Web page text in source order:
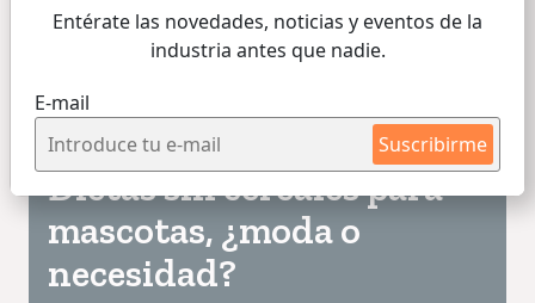
Entérate las novedades, noticias y eventos de la
industria antes que nadie.
E-mail
Suscribirme
6 min de lectura
16/03/2026
Dietas sin cereales para
mascotas, ¿moda o
necesidad?